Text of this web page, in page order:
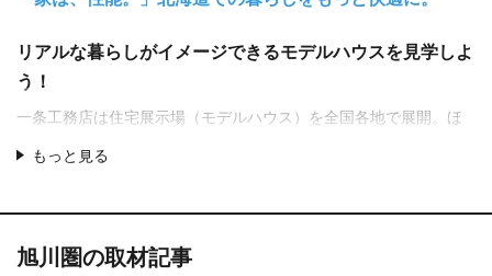
リアルな暮らしがイメージできるモデルハウスを見学しよ
う！
一条工務店は住宅展示場（モデルハウス）を全国各地で展開。ほ
さい。
もっと見る
旭川圏の取材記事